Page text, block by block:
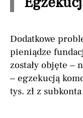
Dodatkowe
pieniądze
zostały objęte –
– egzekucją
tys. zł z